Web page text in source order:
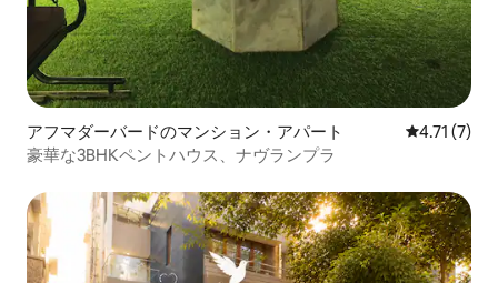
アフマダーバードのマンション・アパート レビュー7
4.71 (7)
豪華な3BHKペントハウス、ナヴランプラ